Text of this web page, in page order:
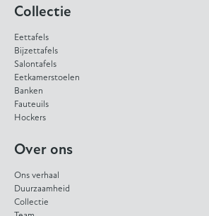
Collectie
Eettafels
Bijzettafels
Salontafels
Eetkamerstoelen
Banken
Fauteuils
Hockers
Over ons
Ons verhaal
Duurzaamheid
Collectie